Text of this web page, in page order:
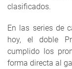
clasificados.
En las series de
hoy, el doble
cumplido los
forma directa al